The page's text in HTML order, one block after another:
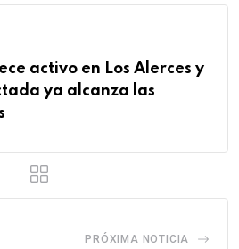
activo en Los Alerces y
ya alcanza las
PRÓXIMA NOTICIA